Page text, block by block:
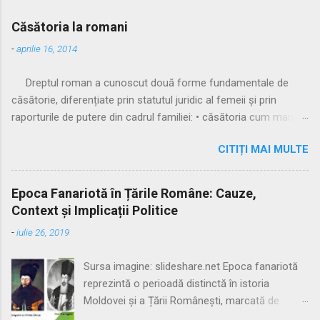
Căsătoria la romani
-aprilie 16, 2014
Dreptul roman a cunoscut două forme fundamentale de
căsătorie, diferențiate prin statutul juridic al femeii și prin
raporturile de putere din cadrul familiei: • căsătoria cum manus
și practicată a fost căsătoria cu manus, prin care femeia
trecea sub autoritatea soțului, devenind parte a familiei
acestuia. Spre sfârșitul Republicii, tot mai multe femei au
început să evite această subordonare, trăind în uniuni
nelegitime. Pentru a limita fenomenul, romanii au recunoscut și
căsătoria fără manus, care permitea femeii să rămână sub
autonomia patrimonială. ⚖️ Formele căsătoriei cu manus
Căsătoria cum manus putea fi încheiată în trei modalități
distincte: 🔹 1. Confarreatio O ceremonie solemnă, rezervată
CITIȚI MAI MULTE
Epoca Fanariotă în Țările Române: Cauze,
Context și Implicații Politice
-iulie 26, 2019
Sursa imagine: slideshare.net Epoca fanariotă
reprezintă o perioadă distinctă în istoria
Moldovei și a Țării Românești, marcată de